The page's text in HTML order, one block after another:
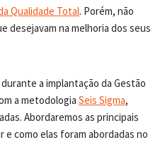
Qualidade Total. Porém, não
desejavam na melhoria dos seus
a implantação da Gestão
a metodologia Seis Sigma,
Abordaremos as principais
e como elas foram abordadas no